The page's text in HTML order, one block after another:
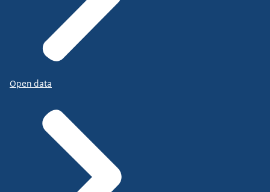
Open data